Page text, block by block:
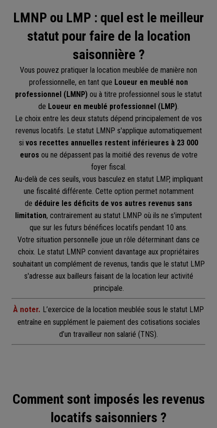
LMNP ou LMP : quel est le meilleur
statut pour faire de la location
saisonnière ?
Vous pouvez pratiquer la location meublée de manière non
professionnelle, en tant que Loueur en meublé non
professionnel (LMNP) ou à titre professionnel sous le statut
de Loueur en meublé professionnel (LMP).
Le choix entre les deux statuts dépend principalement de vos
revenus locatifs. Le statut LMNP s'applique automatiquement
si vos recettes annuelles restent inférieures à 23 000
euros ou ne dépassent pas la moitié des revenus de votre
foyer fiscal.
Au-delà de ces seuils, vous basculez en statut LMP, impliquant
une fiscalité différente. Cette option permet notamment
de déduire les déficits de vos autres revenus sans
limitation, contrairement au statut LMNP où ils ne s'imputent
que sur les futurs bénéfices locatifs pendant 10 ans.
Votre situation personnelle joue un rôle déterminant dans ce
choix. Le statut LMNP convient davantage aux propriétaires
souhaitant un complément de revenus, tandis que le statut LMP
s'adresse aux bailleurs faisant de la location leur activité
principale.
À noter. L’exercice de la location meublée sous le statut LMP
entraîne en supplément le paiement des cotisations sociales
d’un travailleur non salarié (TNS).
Comment sont imposés les revenus
locatifs saisonniers ?